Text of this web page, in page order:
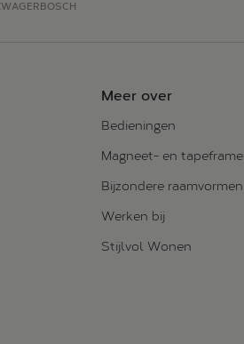
Meer over
Bedieningen
Magneet- en tapeframe
Bijzondere raamvormen
Werken bij
Stijlvol Wonen